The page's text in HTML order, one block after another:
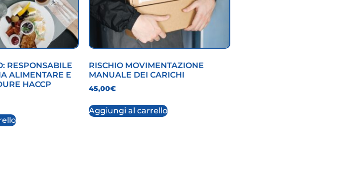
RESPONSABILE
ALIMENTARE E
HACCP
RISCHIO MOVIMENTAZIONE
MANUALE DEI CARICHI
45,00€
Aggiungi al carrello